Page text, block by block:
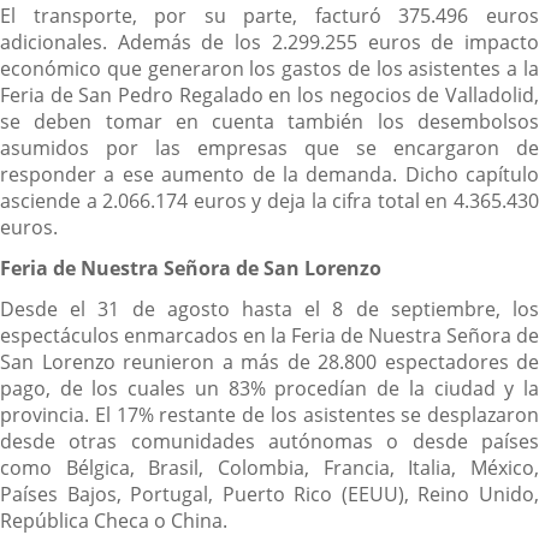
El transporte, por su parte, facturó 375.496 euros
adicionales. Además de los 2.299.255 euros de impacto
económico que generaron los gastos de los asistentes a la
Feria de San Pedro Regalado en los negocios de Valladolid,
se deben tomar en cuenta también los desembolsos
asumidos por las empresas que se encargaron de
responder a ese aumento de la demanda. Dicho capítulo
asciende a 2.066.174 euros y deja la cifra total en 4.365.430
euros.
Feria de Nuestra Señora de San Lorenzo
Desde el 31 de agosto hasta el 8 de septiembre, los
espectáculos enmarcados en la Feria de Nuestra Señora de
San Lorenzo reunieron a más de 28.800 espectadores de
pago, de los cuales un 83% procedían de la ciudad y la
provincia. El 17% restante de los asistentes se desplazaron
desde otras comunidades autónomas o desde países
como Bélgica, Brasil, Colombia, Francia, Italia, México,
Países Bajos, Portugal, Puerto Rico (EEUU), Reino Unido,
República Checa o China.